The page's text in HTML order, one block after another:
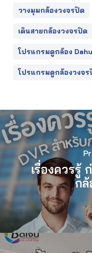
วางมุมกล้องวงจรปิด
เดินสายกล้องวงจรปิด
โปรแกรมดูกล้อง
โปรแกรมดูกล้องวงจร
เรื่องควรรู้
กล้